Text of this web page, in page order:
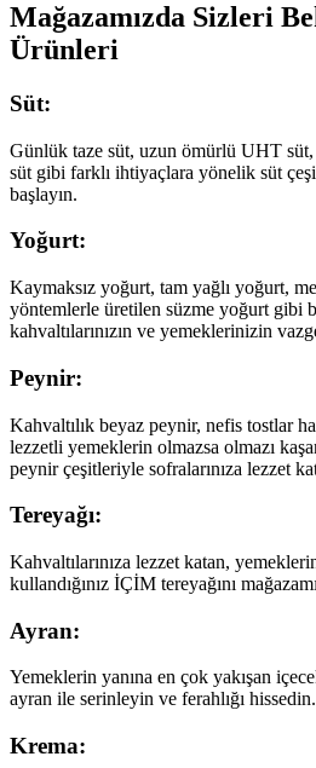
Mağazamızda Sizleri
Ürünleri
Süt:
Günlük taze süt, uzun ömürlü UHT süt,
süt gibi farklı ihtiyaçlara yönelik süt
başlayın.
Yoğurt:
Kaymaksız yoğurt, tam yağlı yoğurt,
yöntemlerle üretilen süzme yoğurt gibi
kahvaltılarınızın ve yemeklerinizin
Peynir:
Kahvaltılık beyaz peynir, nefis tostlar
lezzetli yemeklerin olmazsa olmazı
peynir çeşitleriyle sofralarınıza lezzet
Tereyağı:
Kahvaltılarınıza lezzet katan,
kullandığınız İÇİM tereyağını
Ayran:
Yemeklerin yanına en çok yakışan
ayran ile serinleyin ve ferahlığı hissedin.
Krema: